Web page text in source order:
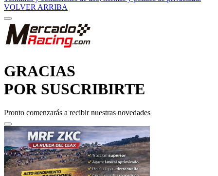
POR SUSCRIBIRTE